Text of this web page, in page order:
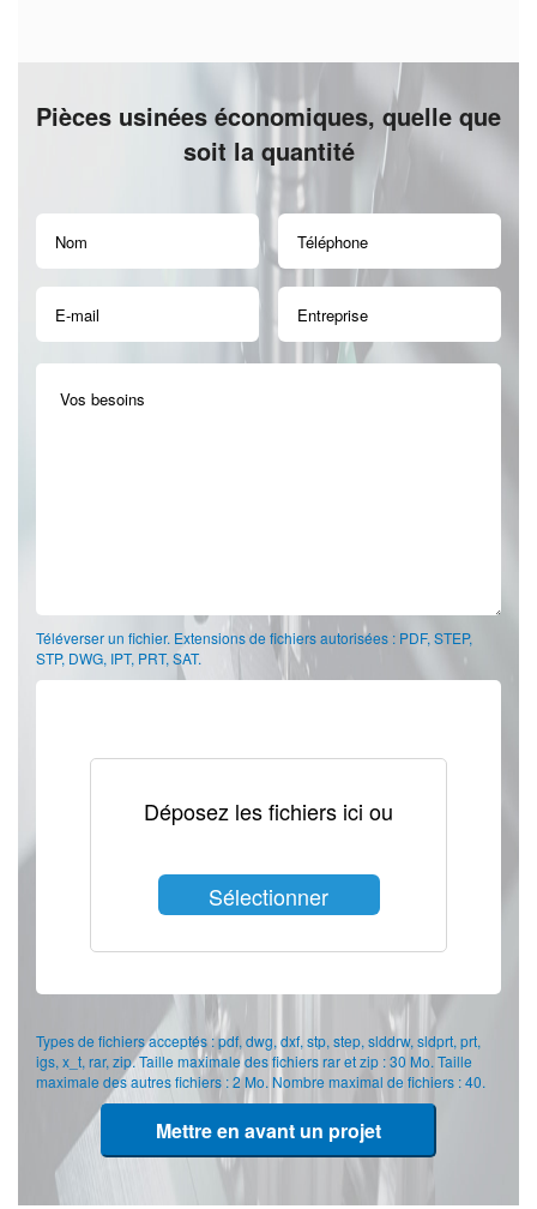
Pièces usinées économiques, quelle que
soit la quantité
Téléverser un fichier. Extensions de fichiers autorisées : PDF, STEP,
STP, DWG, IPT, PRT, SAT.
Déposez les fichiers ici ou
Sélectionner
Types de fichiers acceptés : pdf, dwg, dxf, stp, step, slddrw, sldprt, prt,
igs, x_t, rar, zip. Taille maximale des fichiers rar et zip : 30 Mo. Taille
maximale des autres fichiers : 2 Mo. Nombre maximal de fichiers : 40.
Mettre en avant un projet